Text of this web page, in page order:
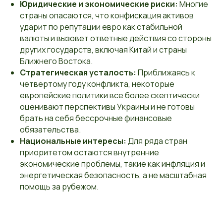
Юридические и экономические риски: Многие
страны опасаются, что конфискация активов
ударит по репутации евро как стабильной
валюты и вызовет ответные действия со стороны
других государств, включая Китай и страны
Ближнего Востока.
Стратегическая усталость: Приближаясь к
четвертому году конфликта, некоторые
европейские политики все более скептически
оценивают перспективы Украины и не готовы
брать на себя бессрочные финансовые
обязательства.
Национальные интересы: Для ряда стран
приоритетом остаются внутренние
экономические проблемы, такие как инфляция и
энергетическая безопасность, а не масштабная
помощь за рубежом.